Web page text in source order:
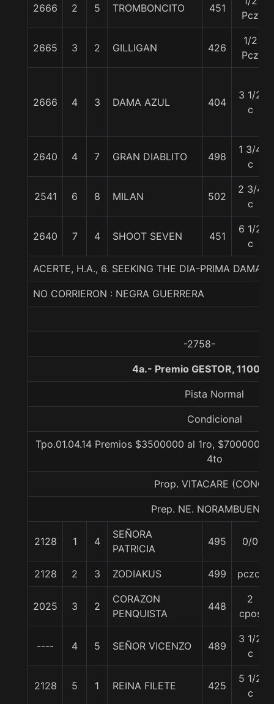
2666 2 5 TROMBONCITO 451
Pcz
2665 3 2 GILLIGAN 426
1/2
Pcz
2666 4 3 DAMA AZUL 404
3 1/2
c
2640 4 7 GRAN DIABLITO 498
1 3/4
c
2541 6 8 MILAN 502
2 3/4
c
2640 7 4 SHOOT SEVEN 451
6 1/2
c
ACERTE, H.A., 6. SEEKING THE DIA-PRIMA DAMA-
NO CORRIERON : NEGRA GUERRERA
-2758-
4a.- Premio GESTOR, 1100
Pista Normal
Condicional
Tpo.01.04.14 Premios $3500000 al 1ro, $700000
4to
Prop. VITACARE (CONCE)
Prep. NE. NORAMBUENA
2128 1 4
SEÑORA
PATRICIA
495 0/0
2128 2 3 ZODIAKUS 499 pczo.
2025 3 2
CORAZON
PENQUISTA
448
2
cpos
---- 4 5 SEÑOR VICENZO 489
3 1/2
c
2128 5 1 REINA FILETE 425
5 1/2
c